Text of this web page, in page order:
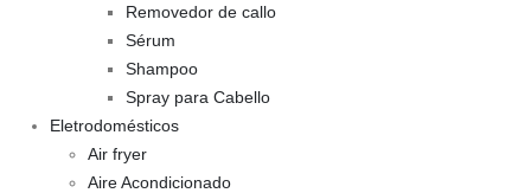
Removedor de callo
Sérum
Shampoo
Spray para Cabello
Eletrodomésticos
Air fryer
Aire Acondicionado